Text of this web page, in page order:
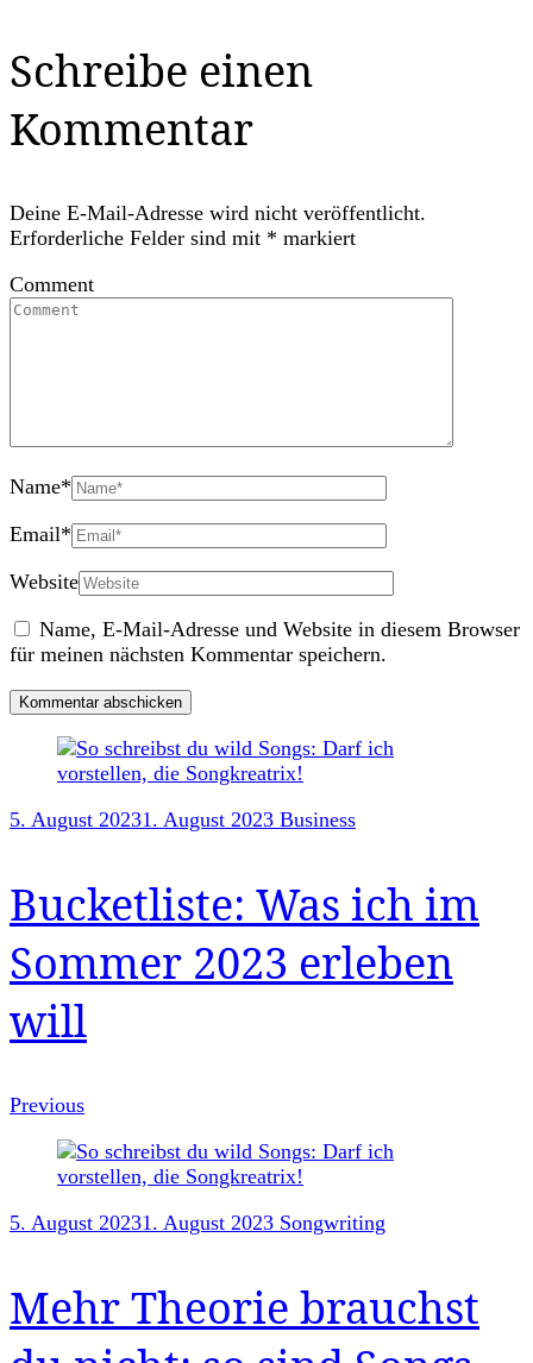
Schreibe einen
Kommentar
Deine E-Mail-Adresse wird nicht veröffentlicht.
Erforderliche Felder sind mit * markiert
Comment
Name*
Email*
Website
Name, E-Mail-Adresse und Website in diesem Browser
für meinen nächsten Kommentar speichern.
Post
Navigation
5. August 20231. August 2023 Business
Bucketliste: Was ich im
Sommer 2023 erleben
will
Previous
5. August 20231. August 2023 Songwriting
Mehr Theorie brauchst